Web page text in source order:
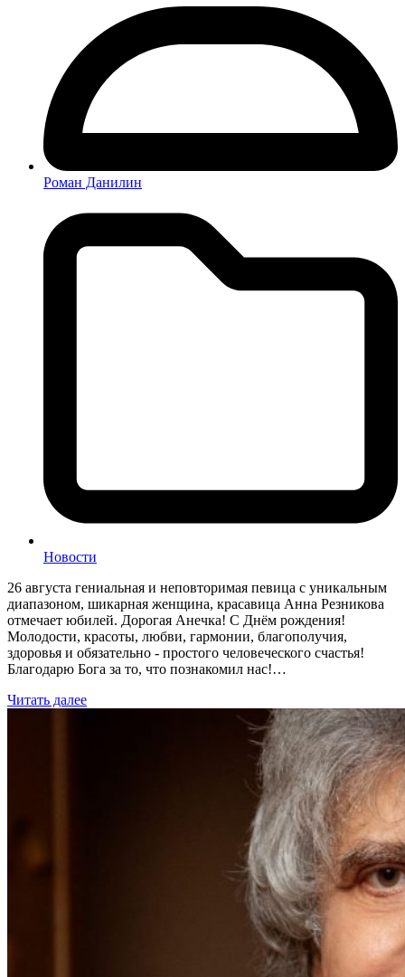
Роман Данилин
Новости
26 августа гениальная и неповторимая певица с уникальным
диапазоном, шикарная женщина, красавица Анна Резникова
отмечает юбилей. Дорогая Анечка! С Днём рождения!
Молодости, красоты, любви, гармонии, благополучия,
здоровья и обязательно - простого человеческого счастья!
Благодарю Бога за то, что познакомил нас!…
Читать далее